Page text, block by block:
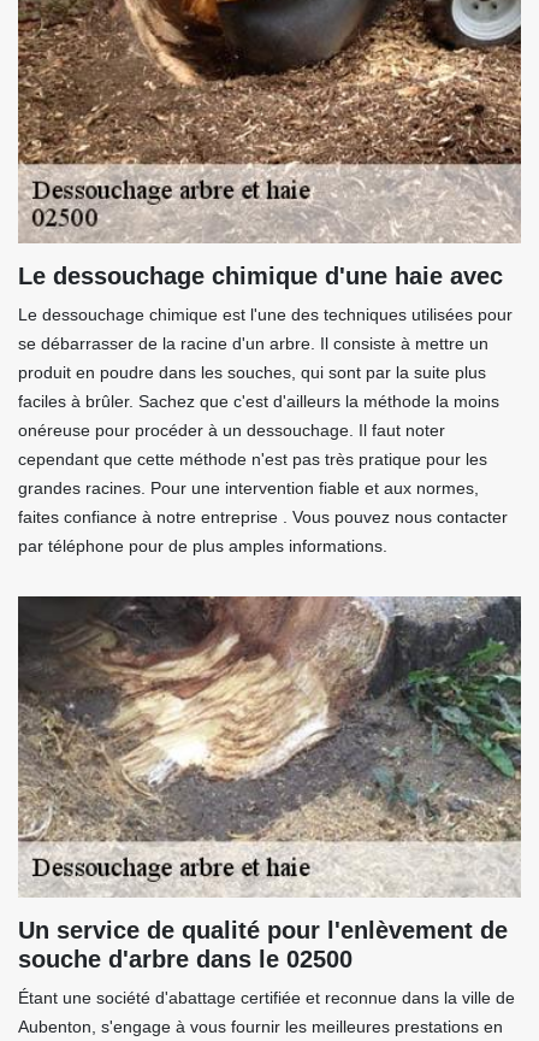
Le dessouchage chimique d'une haie avec
Le dessouchage chimique est l'une des techniques utilisées pour
se débarrasser de la racine d'un arbre. Il consiste à mettre un
produit en poudre dans les souches, qui sont par la suite plus
faciles à brûler. Sachez que c'est d'ailleurs la méthode la moins
onéreuse pour procéder à un dessouchage. Il faut noter
cependant que cette méthode n'est pas très pratique pour les
grandes racines. Pour une intervention fiable et aux normes,
faites confiance à notre entreprise . Vous pouvez nous contacter
par téléphone pour de plus amples informations.
Un service de qualité pour l'enlèvement de
souche d'arbre dans le 02500
Étant une société d'abattage certifiée et reconnue dans la ville de
Aubenton, s'engage à vous fournir les meilleures prestations en